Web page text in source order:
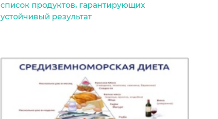
список продуктов, гарантирующих
устойчивый результат